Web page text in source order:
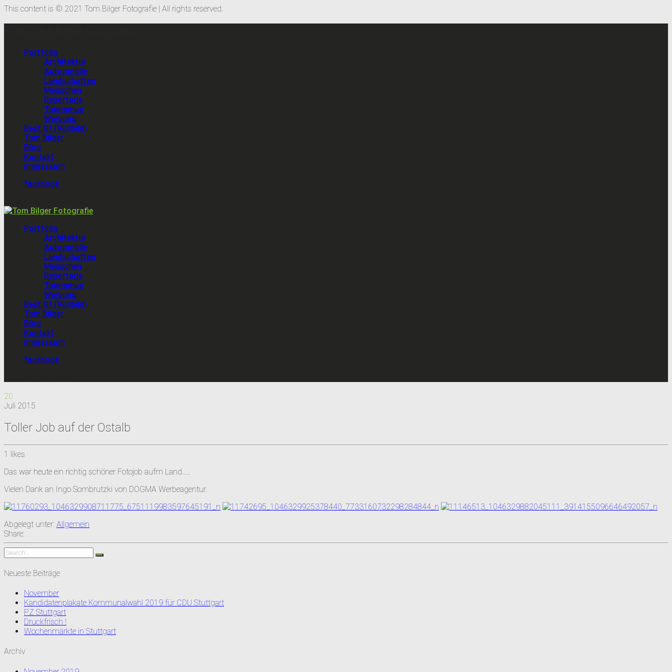
This content is © 2021 Tom Bilger Fotografie | All rights reserved.
Portfolio
Architektur
Automobile
Landschaften
Menschen
Reportage
Tourismus
Werbung
Best Of (Vollbild)
Tom Bilger
Blog
Kontakt
Impressum
facebook
Portfolio
Architektur
Automobile
Landschaften
Menschen
Reportage
Tourismus
Werbung
Best Of (Vollbild)
Tom Bilger
Blog
Kontakt
Impressum
facebook
20
Juli 2015
Toller Job auf der Ostalb
1 likes
Das war heute ein richtig schöner Fotojob aufm Land…..
Vielen Dank an Ingo Sombrutzki von DOGMA Werbeagentur.
Abgelegt unter: Allgemein
Share:
Neueste Beiträge
November
Kandidatenplakate Kommunalwahl 2019 für CDU Stuttgart
PZ Stuttgart
Druckfrisch !
Wochenmärkte in Stuttgart
Archiv